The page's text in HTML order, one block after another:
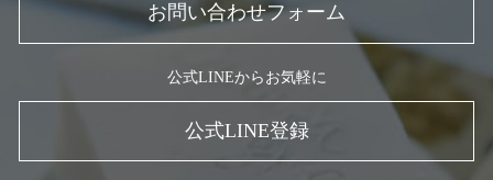
お問い合わせフォーム
公式LINEからお気軽に
公式LINE登録